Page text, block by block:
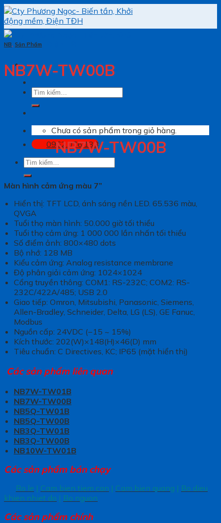
Skip
to
content
Tìm
Chưa có sản phẩm trong giỏ hàng.
0962.076.138
Tìm
NB, Sản Phẩm
NB7W-TW00B
NB7W-TW00B
Màn hình cảm ứng màu 7”
Hiển thị: TFT LCD, ánh sáng nền LED. 65.536 màu,
QVGA
Tuổi thọ màn hình: 50.000 giờ tối thiểu
Tuổi thọ cảm ứng: 1 000 000 lần nhấn tối thiểu
Số điểm ảnh: 800×480 dots
Bộ nhớ: 128 MB
Kiểu cảm ứng: Analog resistance membrane
Độ phân giải cảm ứng: 1024×1024
Cổng truyền thông: COM1: RS-232C; COM2: RS-
232C/422A/485; USB 2.0
Giao tiếp: Omron, Mitsubishi, Panasonic, Siemens,
Allen-Bradley, Schneider, Delta, LG (LS), GE Fanuc,
Modbus
Nguồn cấp: 24VDC (−15 ~ 15%)
Kích thước: 202(W)×148(H)×46(D) mm
Tiêu chuẩn: C Directives, KC; IP65 (mặt hiển thị)
Các sản phẩm liên quan
NB7W-TW01B
NB7W-TW00B
NB5Q-TW01B
NB5Q-TW00B
NB3Q-TW01B
NB3Q-TW00B
NB10W-TW01B
Các sản phẩm bán chạy
Ro le | Cam bien tiem can | Cam bien quang | Bo dieu
khien nhiet do | Bo nguon
Các sản phẩm chính